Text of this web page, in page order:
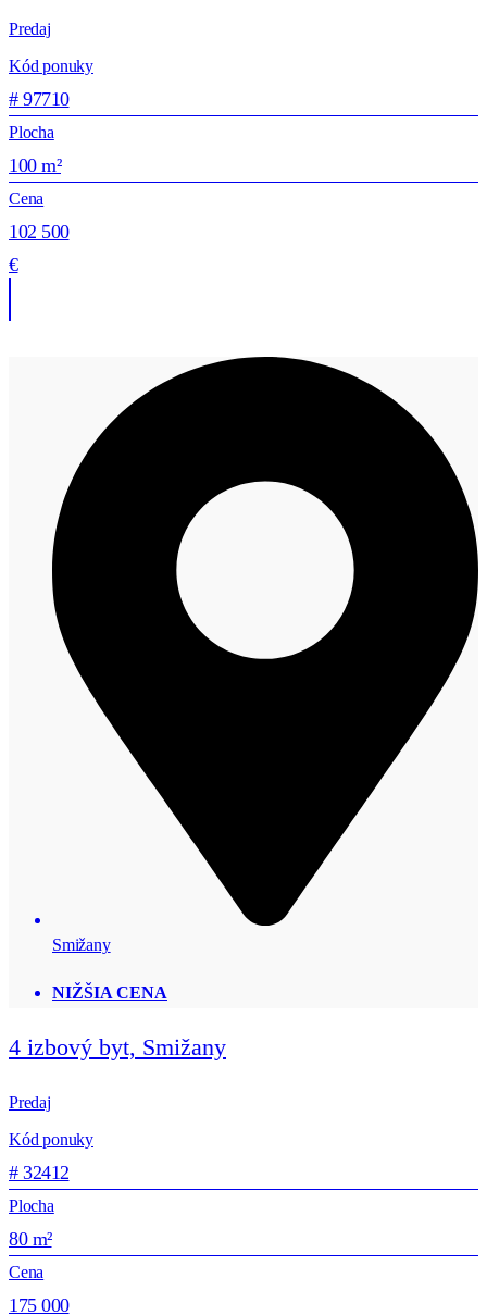
Predaj
Kód ponuky
# 97710
Plocha
100 m²
Cena
102 500
€
Smižany
NIŽŠIA CENA
4 izbový byt, Smižany
Predaj
Kód ponuky
# 32412
Plocha
80 m²
Cena
175 000